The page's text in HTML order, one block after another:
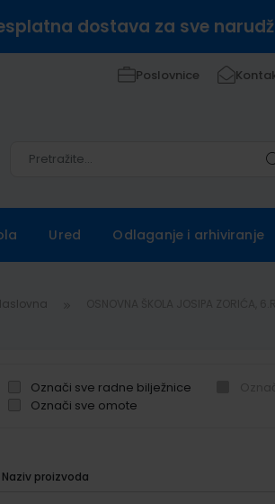
dostava za sve
Poslovnice
Ured Odlaganje i arhiviranje
Označi sve radne bilježnice
Označi sve omote
Naziv proizvoda